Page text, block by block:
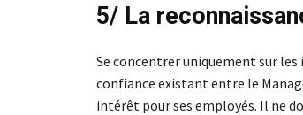
5/ La
Se concentrer uniquement sur
confiance existant entre le
intérêt pour ses employés. Il ne